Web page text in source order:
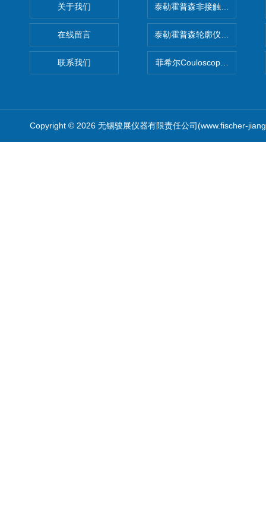
关于我们
在线留言
联系我们
泰勒霍普森非接触式轮廓仪
泰勒霍普森轮廓仪|TAYLOR
菲希尔Couloscope CMS2电
Copyright © 2026 无锡骏展仪器有限责任公司(www.fischer-